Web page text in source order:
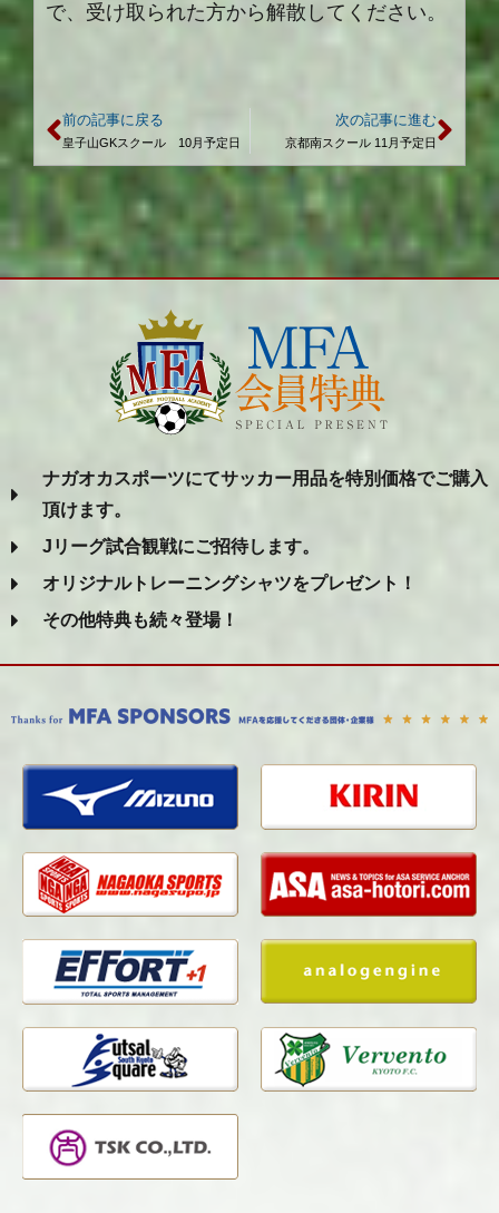
で、受け取られた方から解散してください。
前の記事に戻る
皇子山GKスクール 10月予定日
次の記事に進む
京都南スクール 11月予定日
ナガオカスポーツにてサッカー用品を特別価格でご購入
頂けます。
Jリーグ試合観戦にご招待します。
オリジナルトレーニングシャツをプレゼント！
その他特典も続々登場！